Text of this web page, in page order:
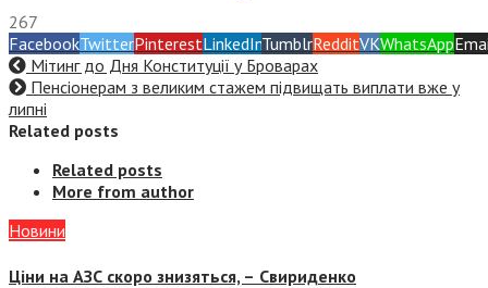
267
FacebookTwitterPinterestLinkedInTumblrRedditVKWhatsApp
Мітинг до Дня Конституції у Броварах
Пенсіонерам з великим стажем підвищать виплати вже у
липні
Related posts
Related posts
More from author
Новини
Ціни на АЗС скоро знизяться, – Свириденко